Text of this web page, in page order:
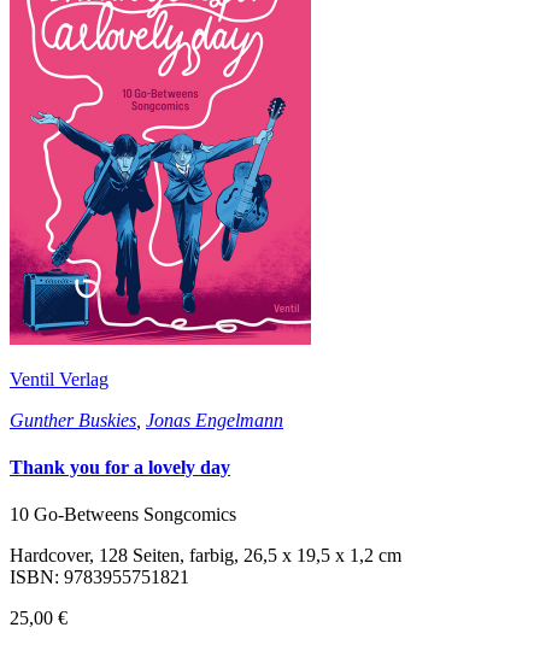
Ventil Verlag
Gunther Buskies Jonas Engelmann
Thank you for a lovely day
10 Go-Betweens Songcomics
Hardcover, 128 Seiten, farbig, 26,5 x 19,5 x 1,2 cm
ISBN: 9783955751821
25,00 €